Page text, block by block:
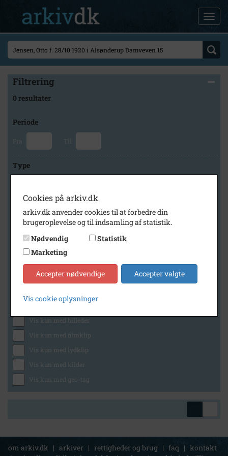
Filtrering
0 resultater
Periode
Fra Til
Type
Arkiv
Lokalarkivet Alsønderup -Tjæreby
Generelt
Vis kun med billeder
Vis kun med filmklip
Vis kun med lydklip
Vis kun med kilder
Vis kun med geo-tag
om arkiv.dk | arkiver | rettigheder og brug | faq | kontakt
Cookies på arkiv.dk
arkiv.dk anvender cookies til at forbedre din
brugeroplevelse og til indsamling af statistik.
Nødvendig
Statistik
Marketing
Accepter nødvendige Accepter valgte
Vis cookie oplysninger